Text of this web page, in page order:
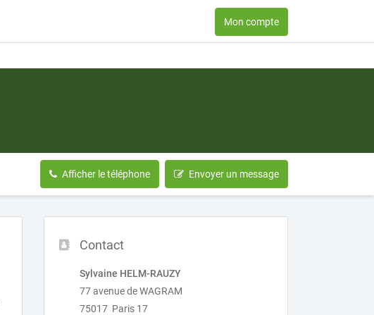
Mon compte
Afficher le téléphone Envoyer un message
Contact
Sylvaine HELM-RAUZY
77 avenue de WAGRAM
75017 Paris 17